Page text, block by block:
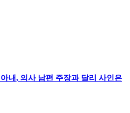
내, 의사 남편 주장과 달리 사인은